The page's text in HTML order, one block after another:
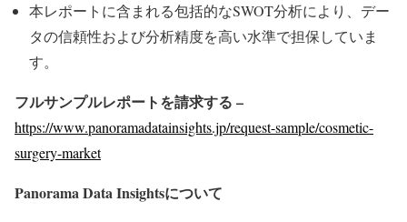
本レポートに含まれる包括的なSWOT分析により、デー
タの信頼性および分析精度を高い水準で担保していま
す。
フルサンプルレポートを請求する –
https://www.panoramadatainsights.jp/request-sample/cosmetic-
surgery-market
Panorama Data Insightsについて